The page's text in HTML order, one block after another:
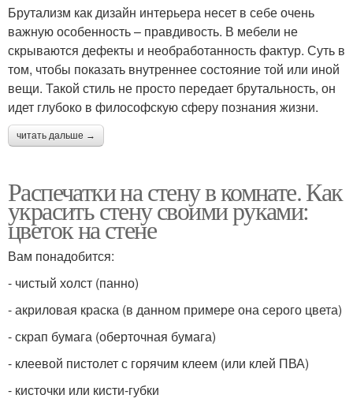
Брутализм как дизайн интерьера несет в себе очень
важную особенность – правдивость. В мебели не
скрываются дефекты и необработанность фактур. Суть в
том, чтобы показать внутреннее состояние той или иной
вещи. Такой стиль не просто передает брутальность, он
идет глубоко в философскую сферу познания жизни.
читать дальше →
Распечатки на стену в комнате. Как
украсить стену своими руками:
цветок на стене
Вам понадобится:
- чистый холст (панно)
- акриловая краска (в данном примере она серого цвета)
- скрап бумага (оберточная бумага)
- клеевой пистолет с горячим клеем (или клей ПВА)
- кисточки или кисти-губки